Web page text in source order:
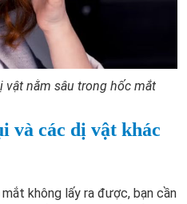
vật nằm sâu trong hốc mắt
và các dị vật khác
không lấy ra được, bạn cần